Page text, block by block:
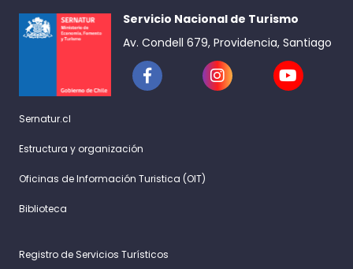
Servicio Nacional de Turismo
Av. Condell 679, Providencia, Santiago
Sernatur.cl
Estructura y organización
Oficinas de Información Turistica (OIT)
Biblioteca
Registro de Servicios Turísticos